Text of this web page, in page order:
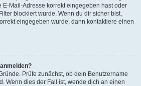
E-Mail-Adresse korrekt eingegeben hast oder
blockiert wurde. Wenn du dir sicher bist,
eingegeben wurde, dann kontaktiere einen
Prüfe zunächst, ob dein Benutzername
Wenn dies der Fall ist, wende dich an einen